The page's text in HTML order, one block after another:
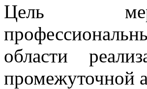
Цель
области
промежуточной